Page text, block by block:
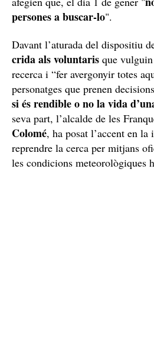
persones a buscar-lo".